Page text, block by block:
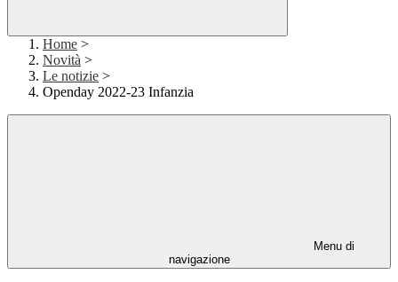
Home >
Novità >
Le notizie >
Openday 2022-23 Infanzia
Menu di
navigazione